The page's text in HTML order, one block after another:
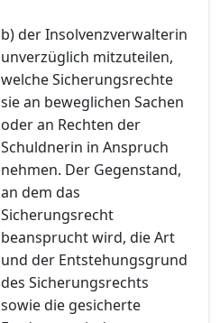
b) der Insolvenzverwalterin
unverzüglich mitzuteilen,
welche Sicherungsrechte
sie an beweglichen Sachen
oder an Rechten der
Schuldnerin in Anspruch
nehmen. Der Gegenstand,
an dem das
Sicherungsrecht
beansprucht wird, die Art
und der Entstehungsgrund
des Sicherungsrechts
sowie die gesicherte